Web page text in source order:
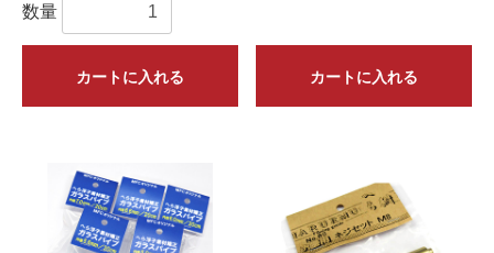
数量
カートに入れる カートに入れる